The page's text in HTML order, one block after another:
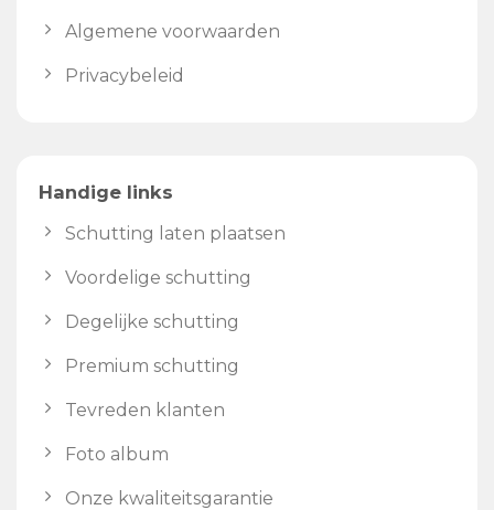
Algemene voorwaarden
Privacybeleid
Handige links
Schutting laten plaatsen
Voordelige schutting
Degelijke schutting
Premium schutting
Tevreden klanten
Foto album
Onze kwaliteitsgarantie